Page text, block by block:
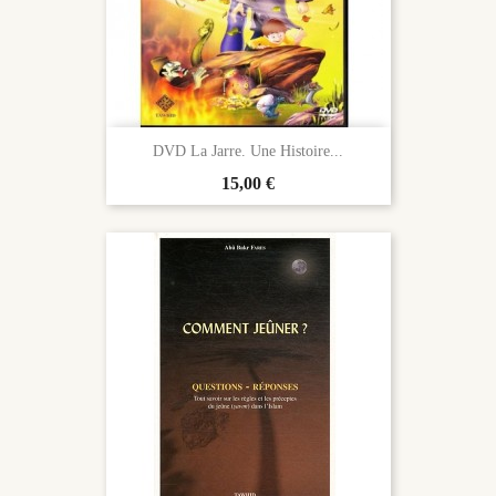
DVD La Jarre. Une Histoire...
Prix
15,00 €